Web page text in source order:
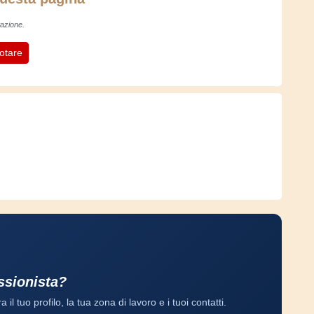
il tuo profilo, la tua zona di lavoro e i tuoi contatti.